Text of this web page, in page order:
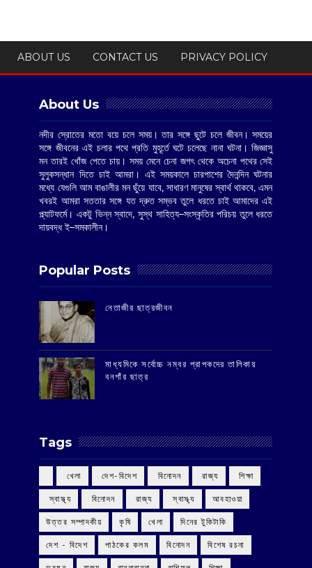
ABOUT US CONTACT US PRIVACY POLICY
About Us
নদীর স্রোতের মতো বয়ে চলে সময়। তার সঙ্গে ছুটে চলে জীবন। সময়ের
সঙ্গে জীবনের এই চলার পথে প্রতি মুহূর্তে ঘটে চলেছে নানা ঘটনা। জিজ্ঞাসু
মন তারই খোঁজ পেতে চায়। সময় মেনে চেনা জগৎ থেকে অচেনা পথের সেই
সুলুকসন্ধান দিতে চাই আমরা। এই সময়কালে চারপাশের দৈনন্দিন ঘটনার
মধ্যে যেগুলি আম বাঙালীর মন ছুঁয়ে যাবে, সাধারণ মানুষের স্বার্থ থাকবে, এমন
খবরই আমরা সততার সঙ্গে যত দ্রুত সম্ভব তুলে ধরতে চাই আমাদের এই
প্ল্যাটফর্মে। একটু ভিন্ন স্বাদে, সুস্থ সাহিত্য–সংস্কৃতির পরিচয় তুলে ধরতে
দায়বদ্ধ ই–সমকালীন।
Popular Posts
‌নেতাজীর ছাত্রজীবন
মাধ্যমিকে সর্বোচ্চ নম্বর প্রাপকদের তালিকায়
বনগাঁর ছাত্র
Tags
‌ খেলা ‌ দেশ-বিদেশ ‌ বিনোদন ‌ রাজ্য ‌ শিক্ষা
‌ স্বাস্থ্য ‌ বিনোদন ‌ রাজ্য ‌ স্বাস্থ্য আবহাওয়া
উত্তর সম্পাদকীয় কৃষি খেলা দিনের টুকিটাকি
দেশ - বিদেশ পাঠকের কলম বিনোদন বিশেষ রচনা